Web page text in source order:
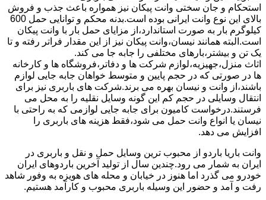
استحکام و جان سختی وانت پیکان نیز همواره باعث جذب و فروش
بالای این نوع وانت ایرانی بوده است.بدنه محکم و توانایی حمل 600
کیلوگرم بار به صورت استاندارد،از مزایای حمل بار با وانت پیکان
است.البته همانند نیسان،وانت پیکان نیز از این مقدار فراتر رفته و تا
یک تن و بیشتر،بارهای مختلفی را جابه جا می کند.
اثاث منزل،جهیزیه،لوازم شرکت ها و دفاتر،فروشگاه ها و کارخانه
ها در صورتی که در حجم پایین و متوسط خواهان جابه جایی لوازم
باشند،از وانت و نیسان بهره می برند.شرکت های باربری نیز برای
انتقال وسایلی در حجم کم این گونه وسایل نقلیه را به محل می
فرستند.درخواست کامیون برای جابه جایی لوازمی که به راحتی با
نیسان یا انواع وانت حمل می شود،فقط هزینه های باربری را
افزایش می دهد.
وانت باریا باردو از محبوب ترین وسایل حمل و نقل و باربری در
ایران به شمار می رود.چندین سال از تولید آخرین باردوهای ایران
خودرو می گذرد اما هنوز در خیابان و محله های هویزه به وفور شاهد
رفت و آمد و حضور این وسیله باربری محبوب و کارآمد هستیم.